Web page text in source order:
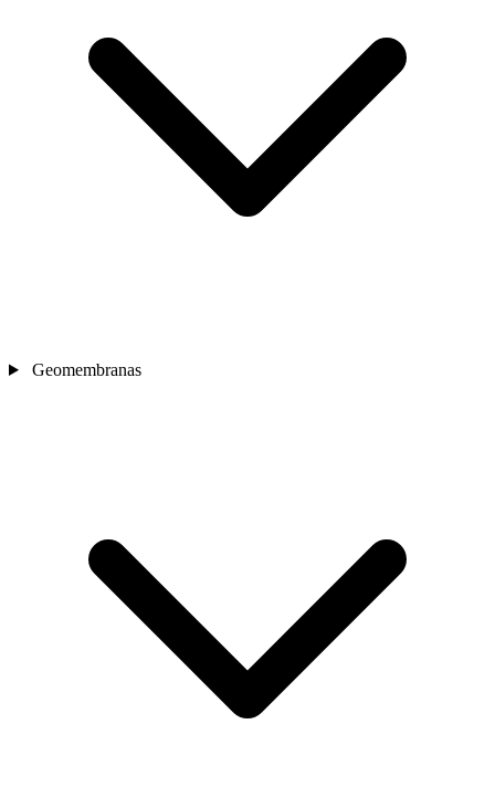
Geomembranas